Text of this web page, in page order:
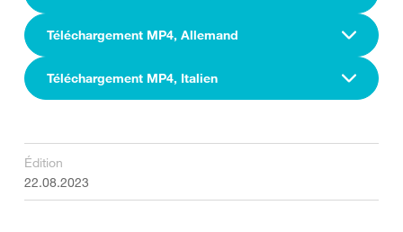
Téléchargement MP4, Allemand
Téléchargement MP4, Italien
Édition
22.08.2023